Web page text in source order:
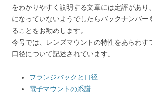
をわかりやすく説明する文章には定評があり
になっていないようでしたらバックナンバー
ることをお勧めします。
今号では、レンズマウントの特性をあらわす
口径について記述されています。
フランジバックと口径
電子マウントの系譜